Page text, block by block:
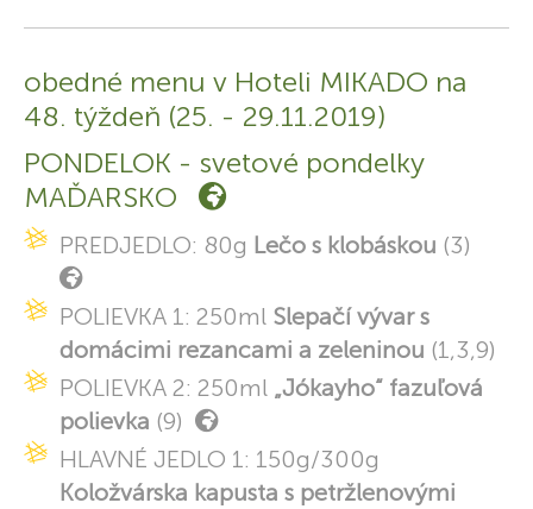
obedné menu v Hoteli MIKADO na
48. týždeň (25. - 29.11.2019)
PONDELOK - svetové pondelky
MAĎARSKO
PREDJEDLO: 80g Lečo s klobáskou (3)
POLIEVKA 1: 250ml Slepačí vývar s
domácimi rezancami a zeleninou (1,3,9)
POLIEVKA 2: 250ml „Jókayho“ fazuľová
polievka (9)
HLAVNÉ JEDLO 1: 150g/300g
Koložvárska kapusta s petržlenovými